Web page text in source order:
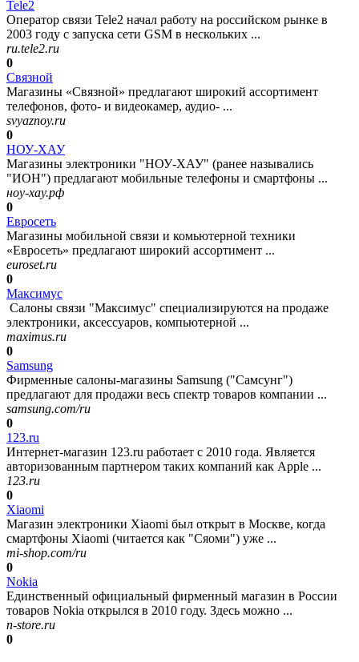
Tele2
Оператор связи Tele2 начал работу на российском рынке в
2003 году с запуска сети GSM в нескольких ...
ru.tele2.ru
0
Связной
Магазины «Связной» предлагают широкий ассортимент
телефонов, фото- и видеокамер, аудио- ...
svyaznoy.ru
0
НОУ-ХАУ
Магазины электроники "НОУ-ХАУ" (ранее назывались
"ИОН") предлагают мобильные телефоны и смартфоны ...
ноу-хау.рф
0
Евросеть
Магазины мобильной связи и комьютерной техники
«Евросеть» предлагают широкий ассортимент ...
euroset.ru
0
Максимус
Салоны связи "Максимус" специализируются на продаже
электроники, аксессуаров, компьютерной ...
maximus.ru
0
Samsung
Фирменные салоны-магазины Samsung ("Самсунг")
предлагают для продажи весь спектр товаров компании ...
samsung.com/ru
0
123.ru
Интернет-магазин 123.ru работает с 2010 года. Является
авторизованным партнером таких компаний как Apple ...
123.ru
0
Xiaomi
Магазин электроники Xiaomi был открыт в Москве, когда
смартфоны Xiaomi (читается как "Сяоми") уже ...
mi-shop.com/ru
0
Nokia
Единственный официальный фирменный магазин в России
товаров Nokia открылся в 2010 году. Здесь можно ...
n-store.ru
0